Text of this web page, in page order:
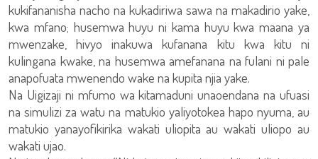
kukifananisha nacho na kukadiriwa sawa na makadirio yake,
kwa mfano; husemwa huyu ni kama huyu kwa maana ya
mwenzake, hivyo inakuwa kufanana kitu kwa kitu ni
kulingana kwake, na husemwa amefanana na fulani ni pale
anapofuata mwenendo wake na kupita njia yake.
Na Uigizaji ni mfumo wa kitamaduni unaoendana na ufuasi
na simulizi za watu na matukio yaliyotokea hapo nyuma, au
matukio yanayofikirika wakati uliopita au wakati uliopo au
wakati ujao.